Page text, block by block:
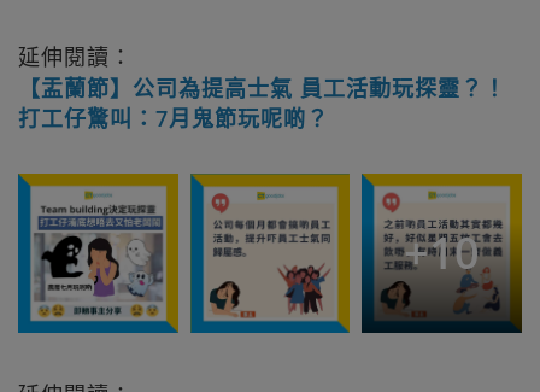
延伸閱讀：
【盂蘭節】公司為提高士氣 員工活動玩探靈？！
打工仔驚叫：7月鬼節玩呢啲？
+10